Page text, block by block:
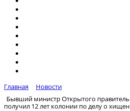
Главная
Новости
Бывший министр Открытого
получил 12 лет колонии по делу о